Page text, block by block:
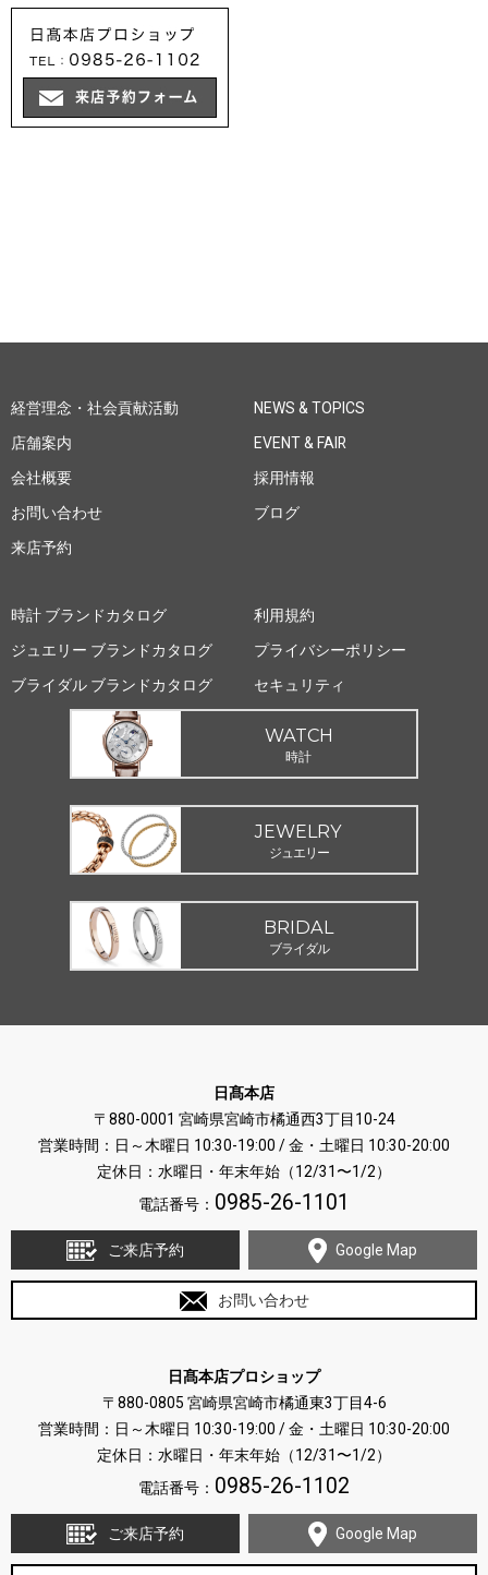
経営理念・社会貢献活動
店舗案内
会社概要
お問い合わせ
来店予約
NEWS & TOPICS
EVENT & FAIR
採用情報
ブログ
時計 ブランドカタログ
ジュエリー ブランドカタログ
ブライダル ブランドカタログ
利用規約
プライバシーポリシー
セキュリティ
WATCH
時計
JEWELRY
ジュエリー
BRIDAL
ブライダル
日髙本店
〒880-0001 宮崎県宮崎市橘通西3丁目10-24
営業時間：日～木曜日 10:30-19:00 / 金・土曜日 10:30-20:00
定休日：水曜日・年末年始（12/31〜1/2）
電話番号： 0985-26-1101
ご来店予約 Google Map
お問い合わせ
日髙本店プロショップ
〒880-0805 宮崎県宮崎市橘通東3丁目4-6
営業時間：日～木曜日 10:30-19:00 / 金・土曜日 10:30-20:00
定休日：水曜日・年末年始（12/31〜1/2）
電話番号： 0985-26-1102
ご来店予約 Google Map